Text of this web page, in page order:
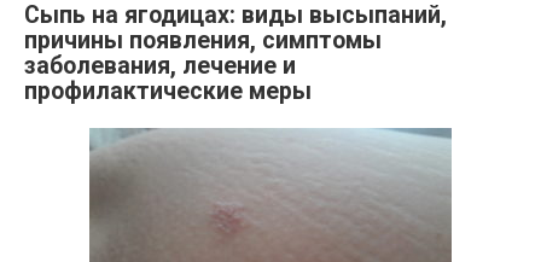
Сыпь на ягодицах: виды высыпаний,
причины появления, симптомы
заболевания, лечение и
профилактические меры